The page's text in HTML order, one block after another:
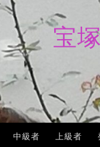
宝
中級者 上級者